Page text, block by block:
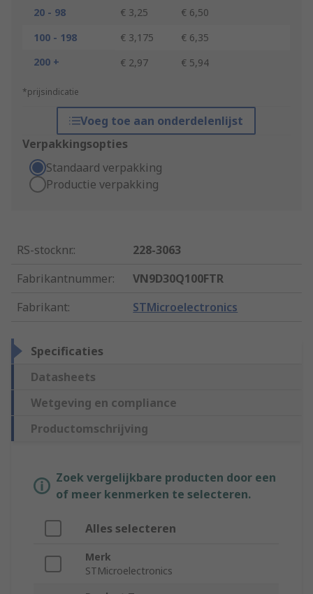
20 - 98
€ 3,25
€ 6,50
100 - 198
€ 3,175
€ 6,35
200 +
€ 2,97 € 5,94
*prijsindicatie
Voeg toe aan onderdelenlijst
Verpakkingsopties
Standaard verpakking
Productie verpakking
RS-stocknr.:
228-3063
Fabrikantnummer:
VN9D30Q100FTR
Fabrikant: STMicroelectronics
Specificaties
Datasheets
Wetgeving en compliance
Productomschrijving
Zoek vergelijkbare producten door een
of meer kenmerken te selecteren.
Alles selecteren
Merk
STMicroelectronics